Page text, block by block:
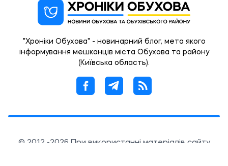
"Хроніки Обухова" - новинарний блог, мета якого
інформування мешканців міста Обухова та району
(Київська область).
© 2012 -2026 При використанні матеріалів сайту